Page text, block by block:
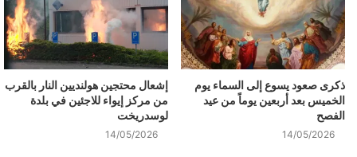
ذكرى صعود يسوع إلى السماء يوم
الخميس بعد أربعين يوماً من عيد
الفصح
14/05/2026
إشعال محتجين هولنديين النار بالقرب
من مركز إيواء للاجئين في بلدة
لوسدريخت
14/05/2026